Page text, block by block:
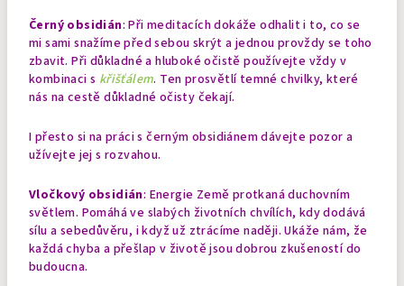
Černý obsidián: Při meditacích dokáže odhalit i to, co se
mi sami snažíme před sebou skrýt a jednou provždy se toho
zbavit. Při důkladné a hluboké očistě používejte vždy v
kombinaci s křišťálem. Ten prosvětlí temné chvilky, které
nás na cestě důkladné očisty čekají.
I přesto si na práci s černým obsidiánem dávejte pozor a
užívejte jej s rozvahou.
Vločkový obsidián: Energie Země protkaná duchovním
světlem. Pomáhá ve slabých životních chvílích, kdy dodává
sílu a sebedůvěru, i když už ztrácíme naději. Ukáže nám, že
každá chyba a přešlap v životě jsou dobrou zkušeností do
budoucna.